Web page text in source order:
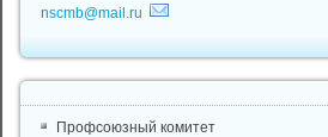
nscmb@mail.ru
Профсоюзный комитет